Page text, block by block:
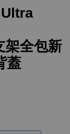
架全包新
蓋